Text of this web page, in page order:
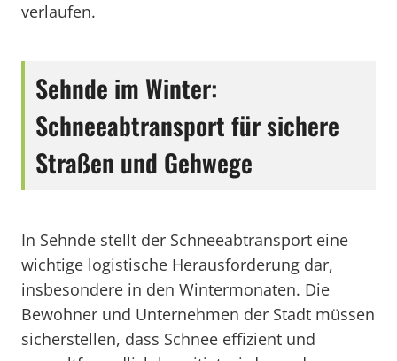
verlaufen.
Sehnde im Winter:
Schneeabtransport für sichere
Straßen und Gehwege
In Sehnde stellt der Schneeabtransport eine
wichtige logistische Herausforderung dar,
insbesondere in den Wintermonaten. Die
Bewohner und Unternehmen der Stadt müssen
sicherstellen, dass Schnee effizient und